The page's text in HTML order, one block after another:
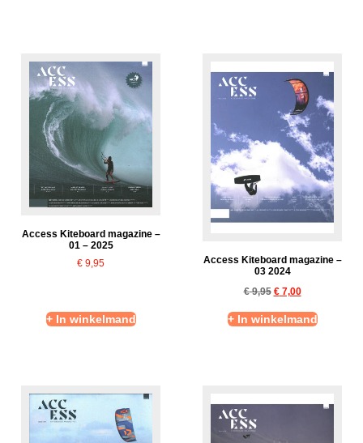
Access Kiteboard magazine –
01 – 2025
€ 9,95
+ In winkelmand
Access Kiteboard magazine –
03 2024
€9,95 €7,00
+ In winkelmand